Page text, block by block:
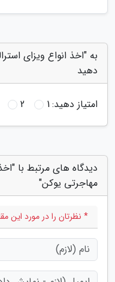
به "اخذ انواع ویزای
دهید
امتیاز دهید:1
2
دیدگاه های مرتبط با
مهاجرتی یوکن"
* نظرتان را در مورد این